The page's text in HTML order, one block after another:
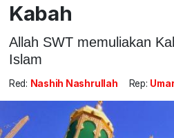
Kabah
Allah SWT memuliakan
Islam
Red: Nashih Nashrullah Rep: